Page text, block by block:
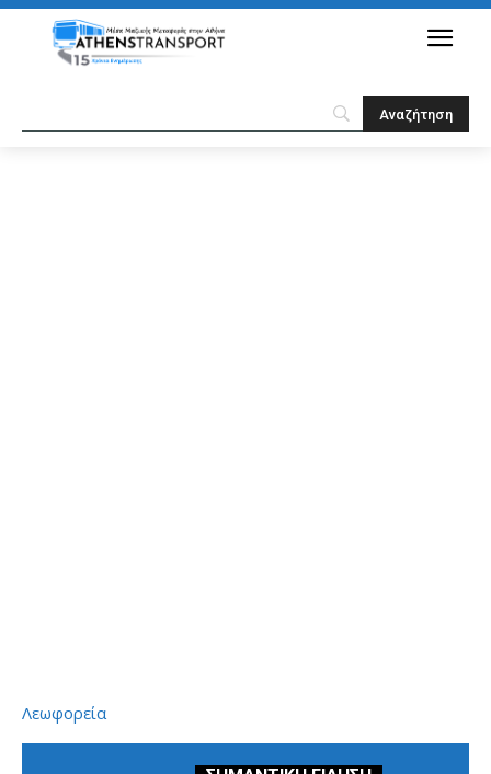
Λεωφορεία